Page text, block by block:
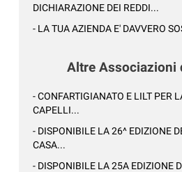
DICHIARAZIONE DEI REDDI...
- LA TUA AZIENDA E' DAVVERO
Altre Associazioni
- CONFARTIGIANATO E LILT PER
CAPELLI...
- DISPONIBILE LA 26^ EDIZIONE
CASA...
- DISPONIBILE LA 25A EDIZIONE